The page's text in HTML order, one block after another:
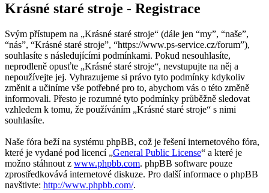
Krásné staré stroje - Registrace
Svým přístupem na „Krásné staré stroje“ (dále jen “my”, “naše”,
“nás”, “Krásné staré stroje”, “https://www.ps-service.cz/forum”),
souhlasíte s následujícími podmínkami. Pokud nesouhlasíte,
neprodleně opusťte „Krásné staré stroje“, nevstupujte na něj a
nepoužívejte jej. Vyhrazujeme si právo tyto podmínky kdykoliv
změnit a učiníme vše potřebné pro to, abychom vás o této změně
informovali. Přesto je rozumné tyto podmínky průběžně sledovat
vzhledem k tomu, že používáním „Krásné staré stroje“ s nimi
souhlasíte.
Naše fóra beží na systému phpBB, což je řešení internetového fóra,
které je vydané pod licencí „General Public License“ a které je
možno stáhnout z www.phpbb.com. phpBB software pouze
zprostředkovává internetové diskuze. Pro další informace o phpBB
navštivte: http://www.phpbb.com/.